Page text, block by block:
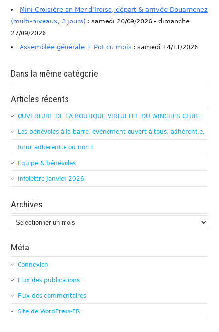
Mini Croisière en Mer d'Iroise, départ & arrivée Douarnenez
(multi-niveaux, 2 jours) : samedi 26/09/2026 - dimanche
27/09/2026
Assemblée générale + Pot du mois : samedi 14/11/2026
Dans la même catégorie
Articles récents
OUVERTURE DE LA BOUTIQUE VIRTUELLE DU WINCHES CLUB
Les bénévoles à la barre, évènement ouvert à tous, adhérent.e,
futur adhérent.e ou non !
Equipe & bénévoles
Infolettre Janvier 2026
Archives
Archives
Méta
Connexion
Flux des publications
Flux des commentaires
Site de WordPress-FR